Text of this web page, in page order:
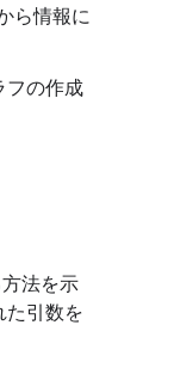
ら情報に
フの作成
法を示
た引数を